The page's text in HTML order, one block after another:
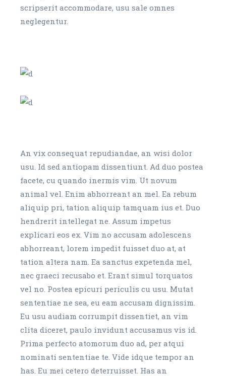
scripserit accommodare, usu sale omnes
neglegentur.
An vix consequat repudiandae, an wisi dolor
usu. Id sed antiopam dissentiunt. Ad duo postea
facete, cu quando inermis vim. Ut novum
animal vel. Enim abhorreant an mel. Ea rebum
aliquip pri, tation aliquip tamquam ius et. Duo
hendrerit intellegat ne. Assum impetus
explicari eos ex. Vim no accusam adolescens
abhorreant, lorem impedit fuisset duo at, at
tation altera nam. Ea sanctus expetenda mel,
nec graeci recusabo et. Erant simul torquatos
vel no. Postea epicuri periculis cu usu. Mutat
sententiae ne sea, eu eam accusam dignissim.
Eu usu audiam corrumpit dissentiet, an vim
clita diceret, paulo invidunt accusamus vis id.
Prima perfecto atomorum duo ad, per atqui
nominati sententiae te. Vide idque tempor an
has. Eu mei cetero deterruisset. Has an